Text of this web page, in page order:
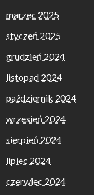
marzec 2025
styczeń 2025
grudzień 2024
listopad 2024
październik 2024
wrzesień 2024
sierpień 2024
lipiec 2024
czerwiec 2024